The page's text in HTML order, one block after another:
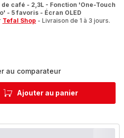
au comparateurEvidence
Plus
EA894T10
automatique
Ajouter au panier
de café - 2,3L - Fonction 'One-Touch
- 5 favoris - Écran OLED
Tefal Shop - Livraison de 1 à 3 jours.